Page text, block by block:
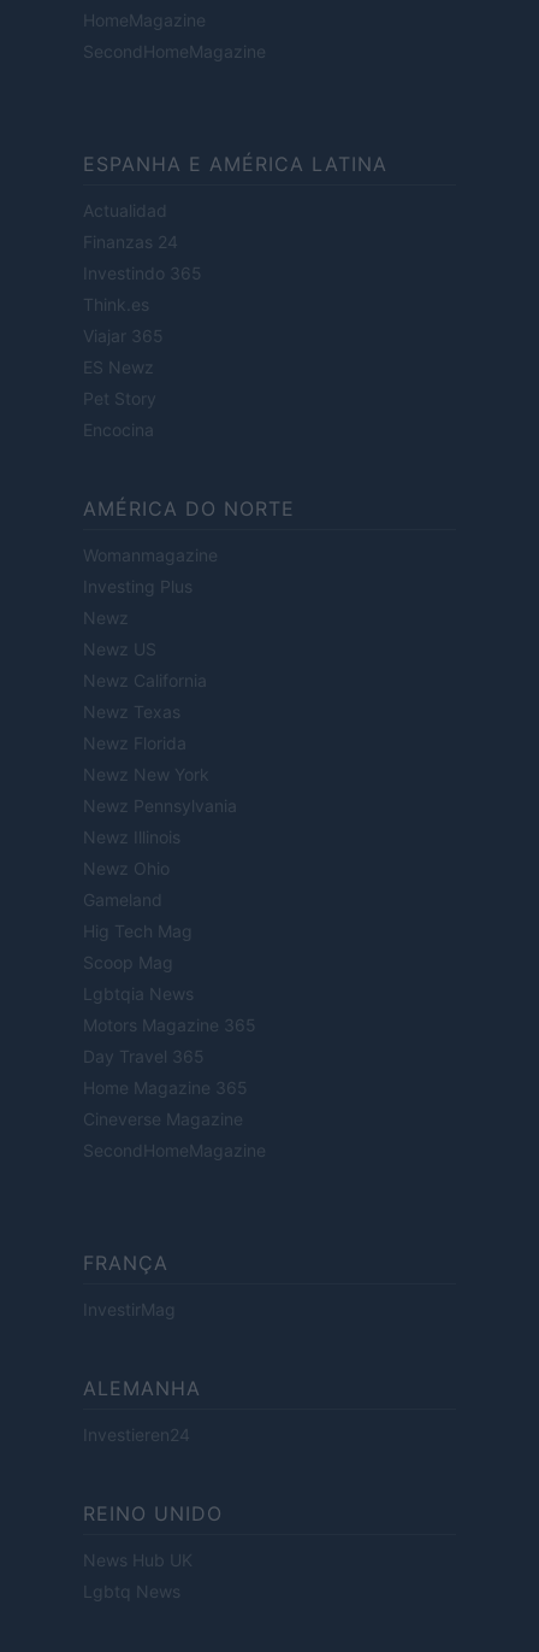
HomeMagazine
SecondHomeMagazine
ESPANHA E AMÉRICA LATINA
Actualidad
Finanzas 24
Investindo 365
Think.es
Viajar 365
ES Newz
Pet Story
Encocina
AMÉRICA DO NORTE
Womanmagazine
Investing Plus
Newz
Newz US
Newz California
Newz Texas
Newz Florida
Newz New York
Newz Pennsylvania
Newz Illinois
Newz Ohio
Gameland
Hig Tech Mag
Scoop Mag
Lgbtqia News
Motors Magazine 365
Day Travel 365
Home Magazine 365
Cineverse Magazine
SecondHomeMagazine
FRANÇA
InvestirMag
ALEMANHA
Investieren24
REINO UNIDO
News Hub UK
Lgbtq News